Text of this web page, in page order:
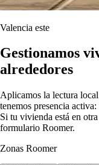
Valencia este
Gestionamos
alrededores
Aplicamos la lectura
tenemos presencia
Si tu vivienda está en
formulario Roomer.
Zonas Roomer